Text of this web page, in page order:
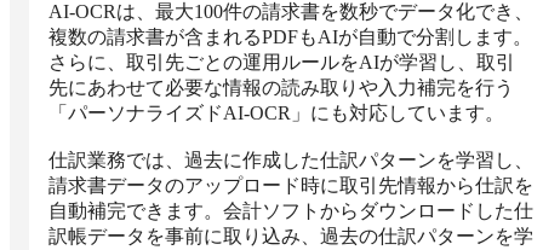
AI-OCRは、最大100件の請求書を数秒でデータ化でき、
複数の請求書が含まれるPDFもAIが自動で分割します。
さらに、取引先ごとの運用ルールをAIが学習し、取引
先にあわせて必要な情報の読み取りや入力補完を行う
「パーソナライズドAI-OCR」にも対応しています。
仕訳業務では、過去に作成した仕訳パターンを学習し、
請求書データのアップロード時に取引先情報から仕訳を
自動補完できます。会計ソフトからダウンロードした仕
訳帳データを事前に取り込み、過去の仕訳パターンを学